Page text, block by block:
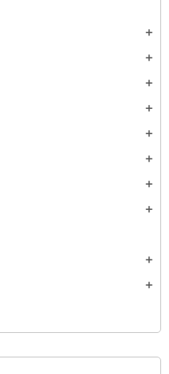
add
add
add
add
add
add
add
add
add
add